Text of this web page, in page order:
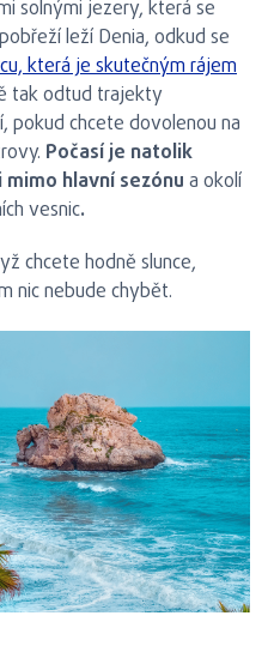
solnými jezery, která se
leží Denia, odkud se
která je skutečným rájem
tak odtud trajekty
pokud chcete dovolenou na
Počasí je natolik
hlavní sezónu a okolí
vesnic.
chcete hodně slunce,
nic nebude chybět.